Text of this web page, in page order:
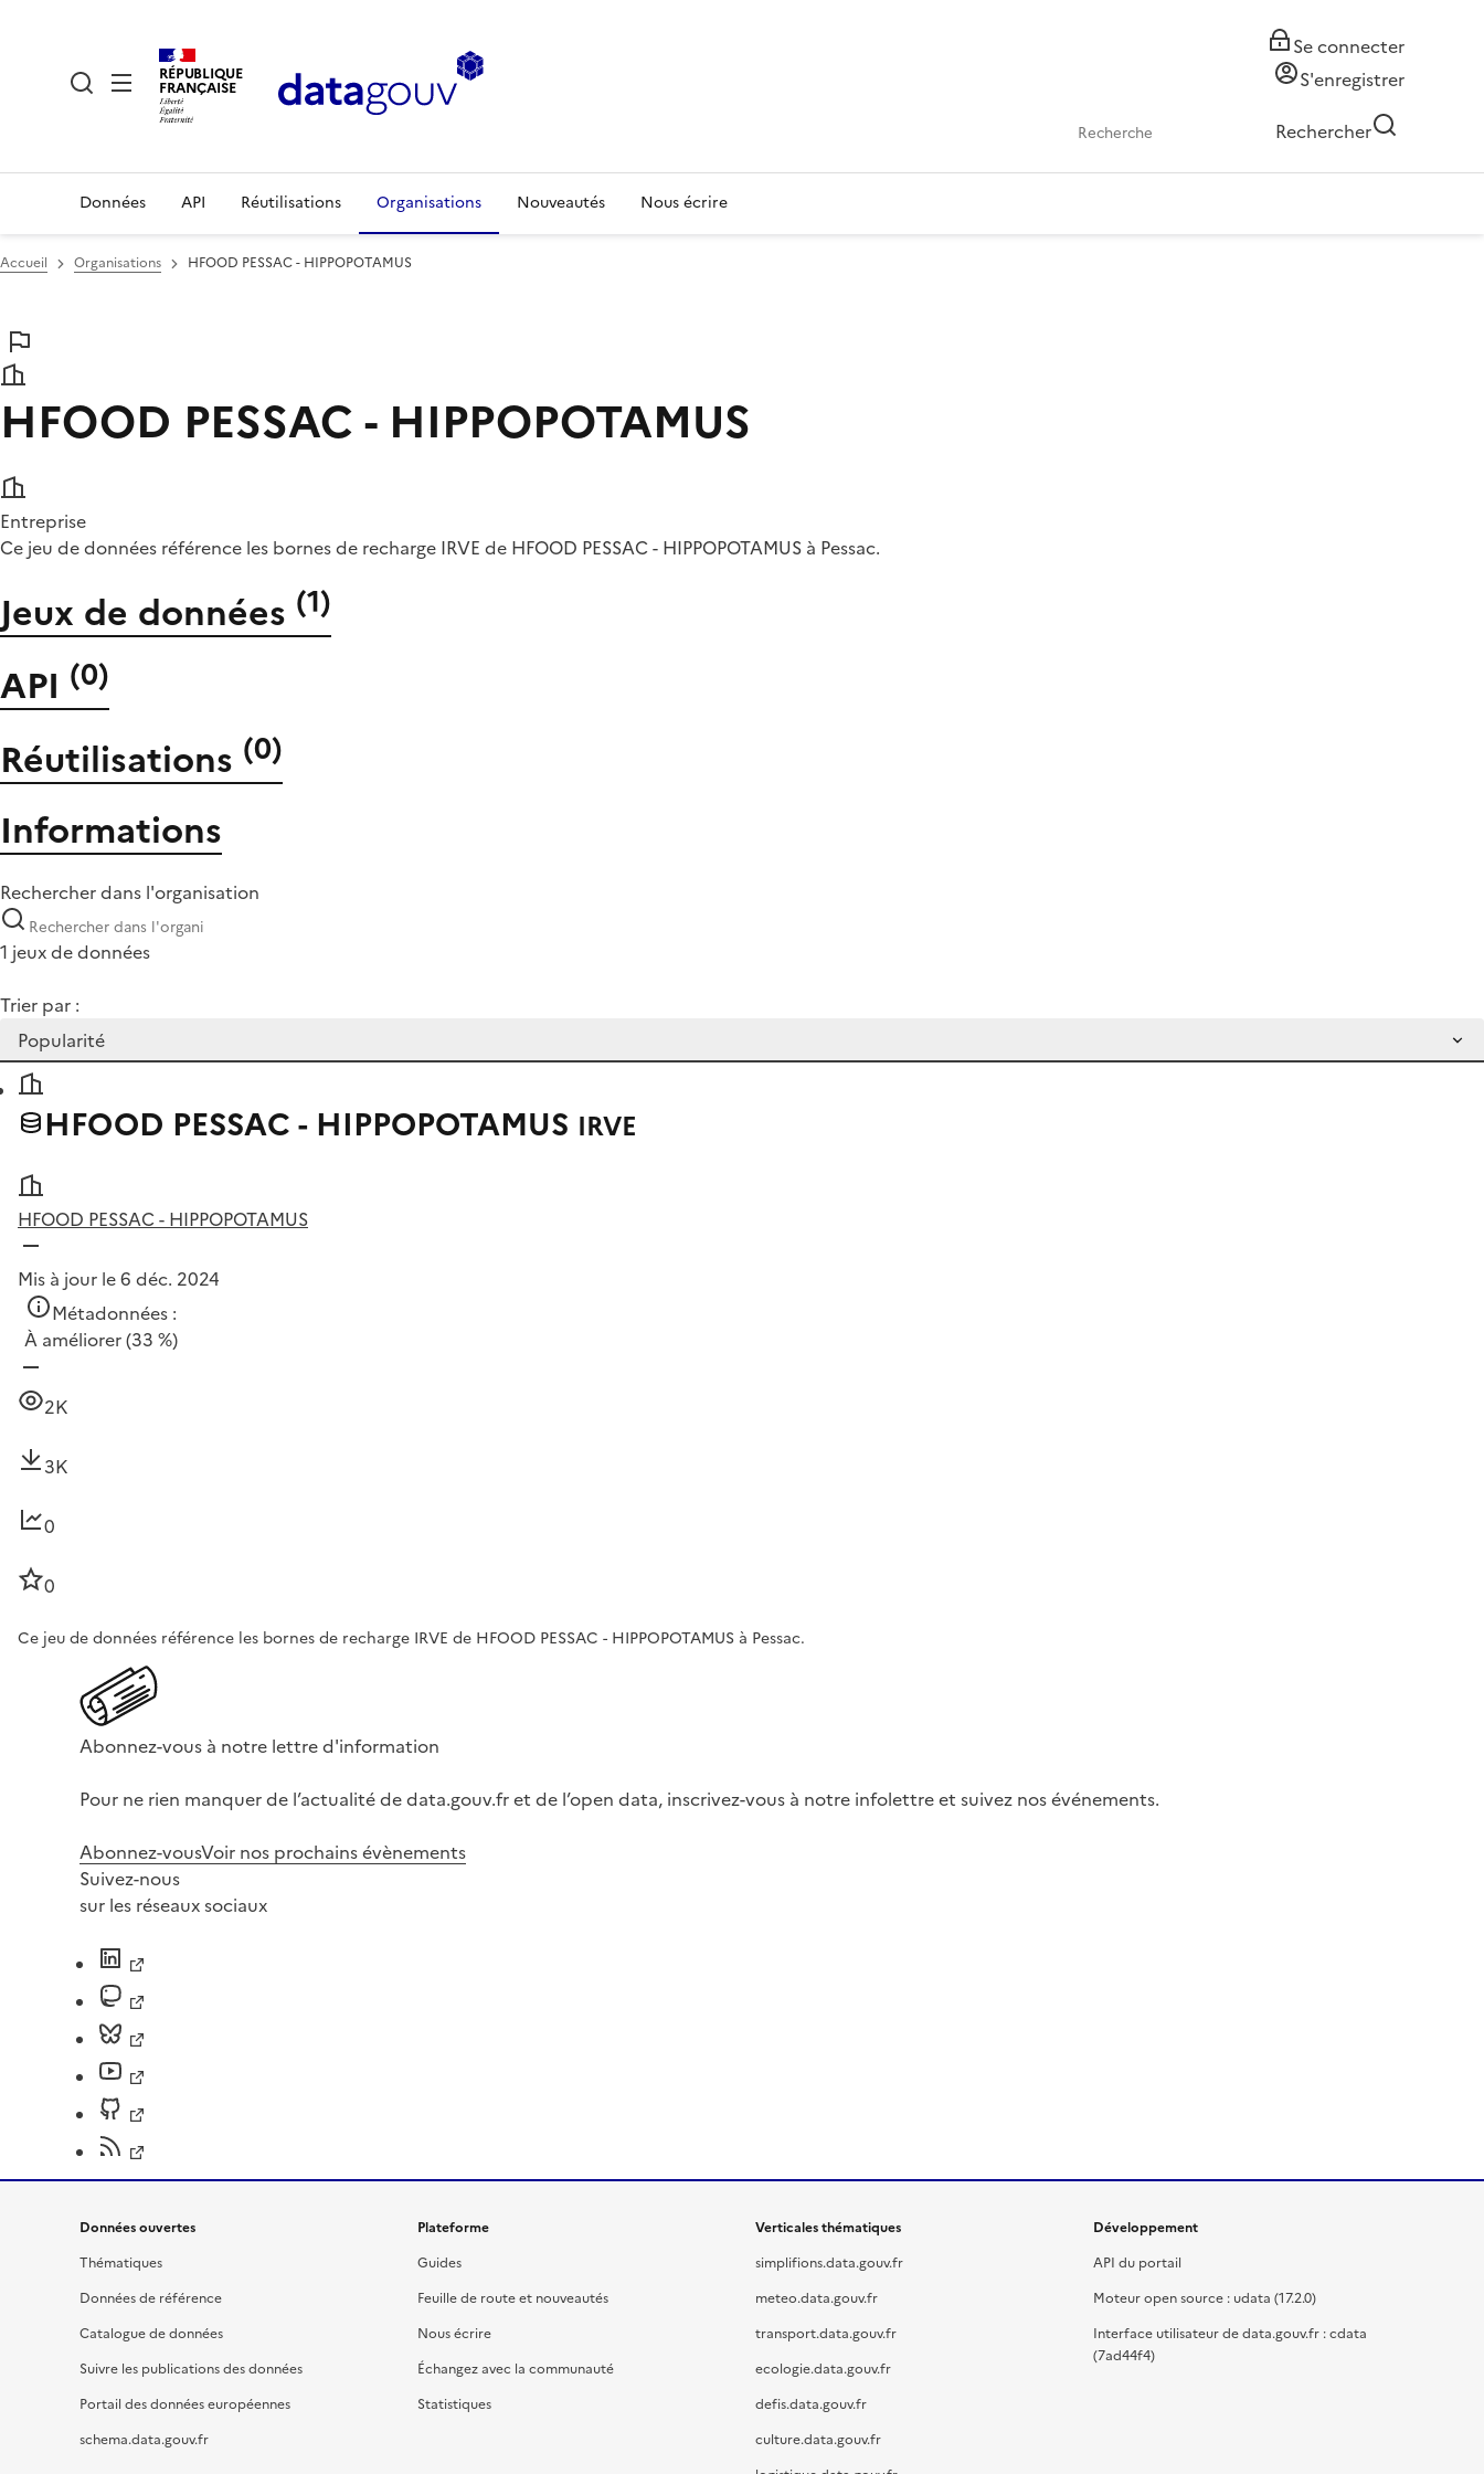
RÉPUBLIQUE
FRANÇAISE
Se connecter
S'enregistrer
Rechercher
Données API Réutilisations Organisations Nouveautés Nous écrire
Accueil Organisations HFOOD PESSAC - HIPPOPOTAMUS
HFOOD PESSAC - HIPPOPOTAMUS
Entreprise
Ce jeu de données référence les bornes de recharge IRVE de HFOOD PESSAC - HIPPOPOTAMUS à Pessac.
Jeux de données (1)
API (0)
Réutilisations (0)
Informations
Rechercher dans l'organisation
1 jeux de données
Trier par :
HFOOD PESSAC - HIPPOPOTAMUS IRVE
HFOOD PESSAC - HIPPOPOTAMUS
Mis à jour le 6 déc. 2024
Métadonnées :
À améliorer(33 %)
2K
3K
0
0
Ce jeu de données référence les bornes de recharge IRVE de HFOOD PESSAC - HIPPOPOTAMUS à Pessac.
Abonnez-vous à notre lettre d'information
Pour ne rien manquer de l’actualité de data.gouv.fr et de l’open data, inscrivez-vous à notre infolettre et suivez nos événements.
Abonnez-vousVoir nos prochains évènements
Suivez-nous
sur les réseaux sociaux
Données ouvertes
Thématiques
Données de référence
Catalogue de données
Suivre les publications des données
Portail des données européennes
schema.data.gouv.fr
Plateforme
Guides
Feuille de route et nouveautés
Nous écrire
Échangez avec la communauté
Statistiques
Verticales thématiques
simplifions.data.gouv.fr
meteo.data.gouv.fr
transport.data.gouv.fr
ecologie.data.gouv.fr
defis.data.gouv.fr
culture.data.gouv.fr
Développement
API du portail
Moteur open source : udata (17.2.0)
Interface utilisateur de data.gouv.fr : cdata
(7ad44f4)